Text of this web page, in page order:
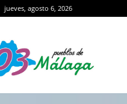
jueves, agosto 6, 2026
Málaga